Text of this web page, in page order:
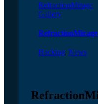
RefractionMirage
Gallery
RefractionMirage
Hacking, News